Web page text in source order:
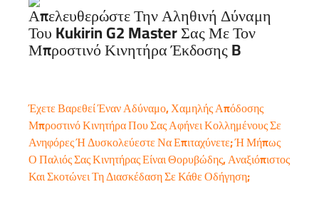
Απελευθερώστε Την Αληθινή Δύναμη
Του Kukirin G2 Master Σας Με Τον
Μπροστινό Κινητήρα Έκδοσης B
Έχετε Βαρεθεί Έναν Αδύναμο, Χαμηλής Απόδοσης
Μπροστινό Κινητήρα Που Σας Αφήνει Κολλημένους Σε
Ανηφόρες Ή Δυσκολεύεστε Να Επιταχύνετε; Ή Μήπως
Ο Παλιός Σας Κινητήρας Είναι Θορυβώδης, Αναξιόπιστος
Και Σκοτώνει Τη Διασκέδαση Σε Κάθε Οδήγηση;